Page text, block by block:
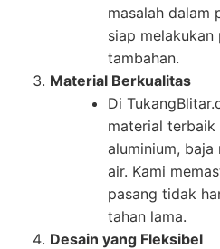
masalah dalam
siap
tambahan.
Material Berkualitas
Di
material
aluminium,
air. Kami
pasang tidak
tahan lama.
Desain yang Fleksibel